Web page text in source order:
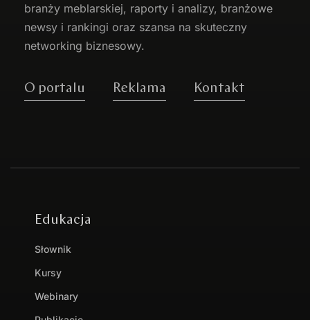
branży meblarskiej, raporty i analizy, branżowe
newsy i rankingi oraz szansa na skuteczny
networking biznesowy.
O portalu Reklama Kontakt
Edukacja
Słownik
Kursy
Webinary